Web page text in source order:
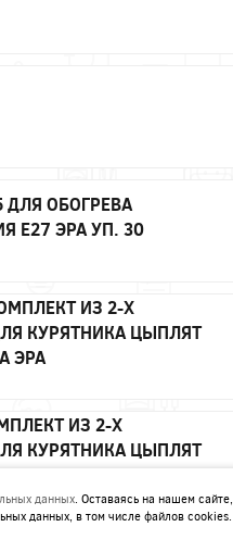
ДЛЯ ОБОГРЕВА
Е27 ЭРА УП. 30
ИЗ 2-Х
КУРЯТНИКА ЦЫПЛЯТ
ЭРА
ИЗ 2-Х
КУРЯТНИКА ЦЫПЛЯТ
данных. Оставаясь на нашем сайте,
данных, в том числе файлов cookies.